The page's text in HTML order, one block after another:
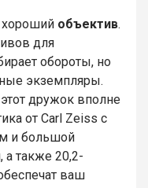
хороший объектив.
для
обороты, но
экземпляры.
дружок вполне
от Carl Zeiss с
и большой
также 20,2-
ваш